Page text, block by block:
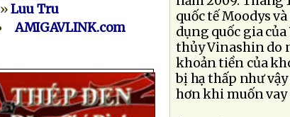
»Luu Tru
AMIGAVLINK.com
quốc tế Moodys
dụng quốc gia
thủy Vinashin do
khoản tiền của
bị hạ thấp như
hơn khi muốn